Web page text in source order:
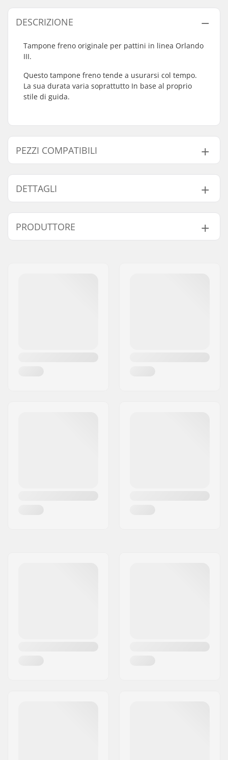
DESCRIZIONE
Tampone freno originale per pattini in linea Orlando
III.
Questo tampone freno tende a usurarsi col tempo.
La sua durata varia soprattutto In base al proprio
stile di guida.
PEZZI COMPATIBILI
Trova prodotti compatibili con Roces Orlando III
Freno Roller:
DETTAGLI
Bullone montaggio
freno:
Non incluso
PRODUTTORE